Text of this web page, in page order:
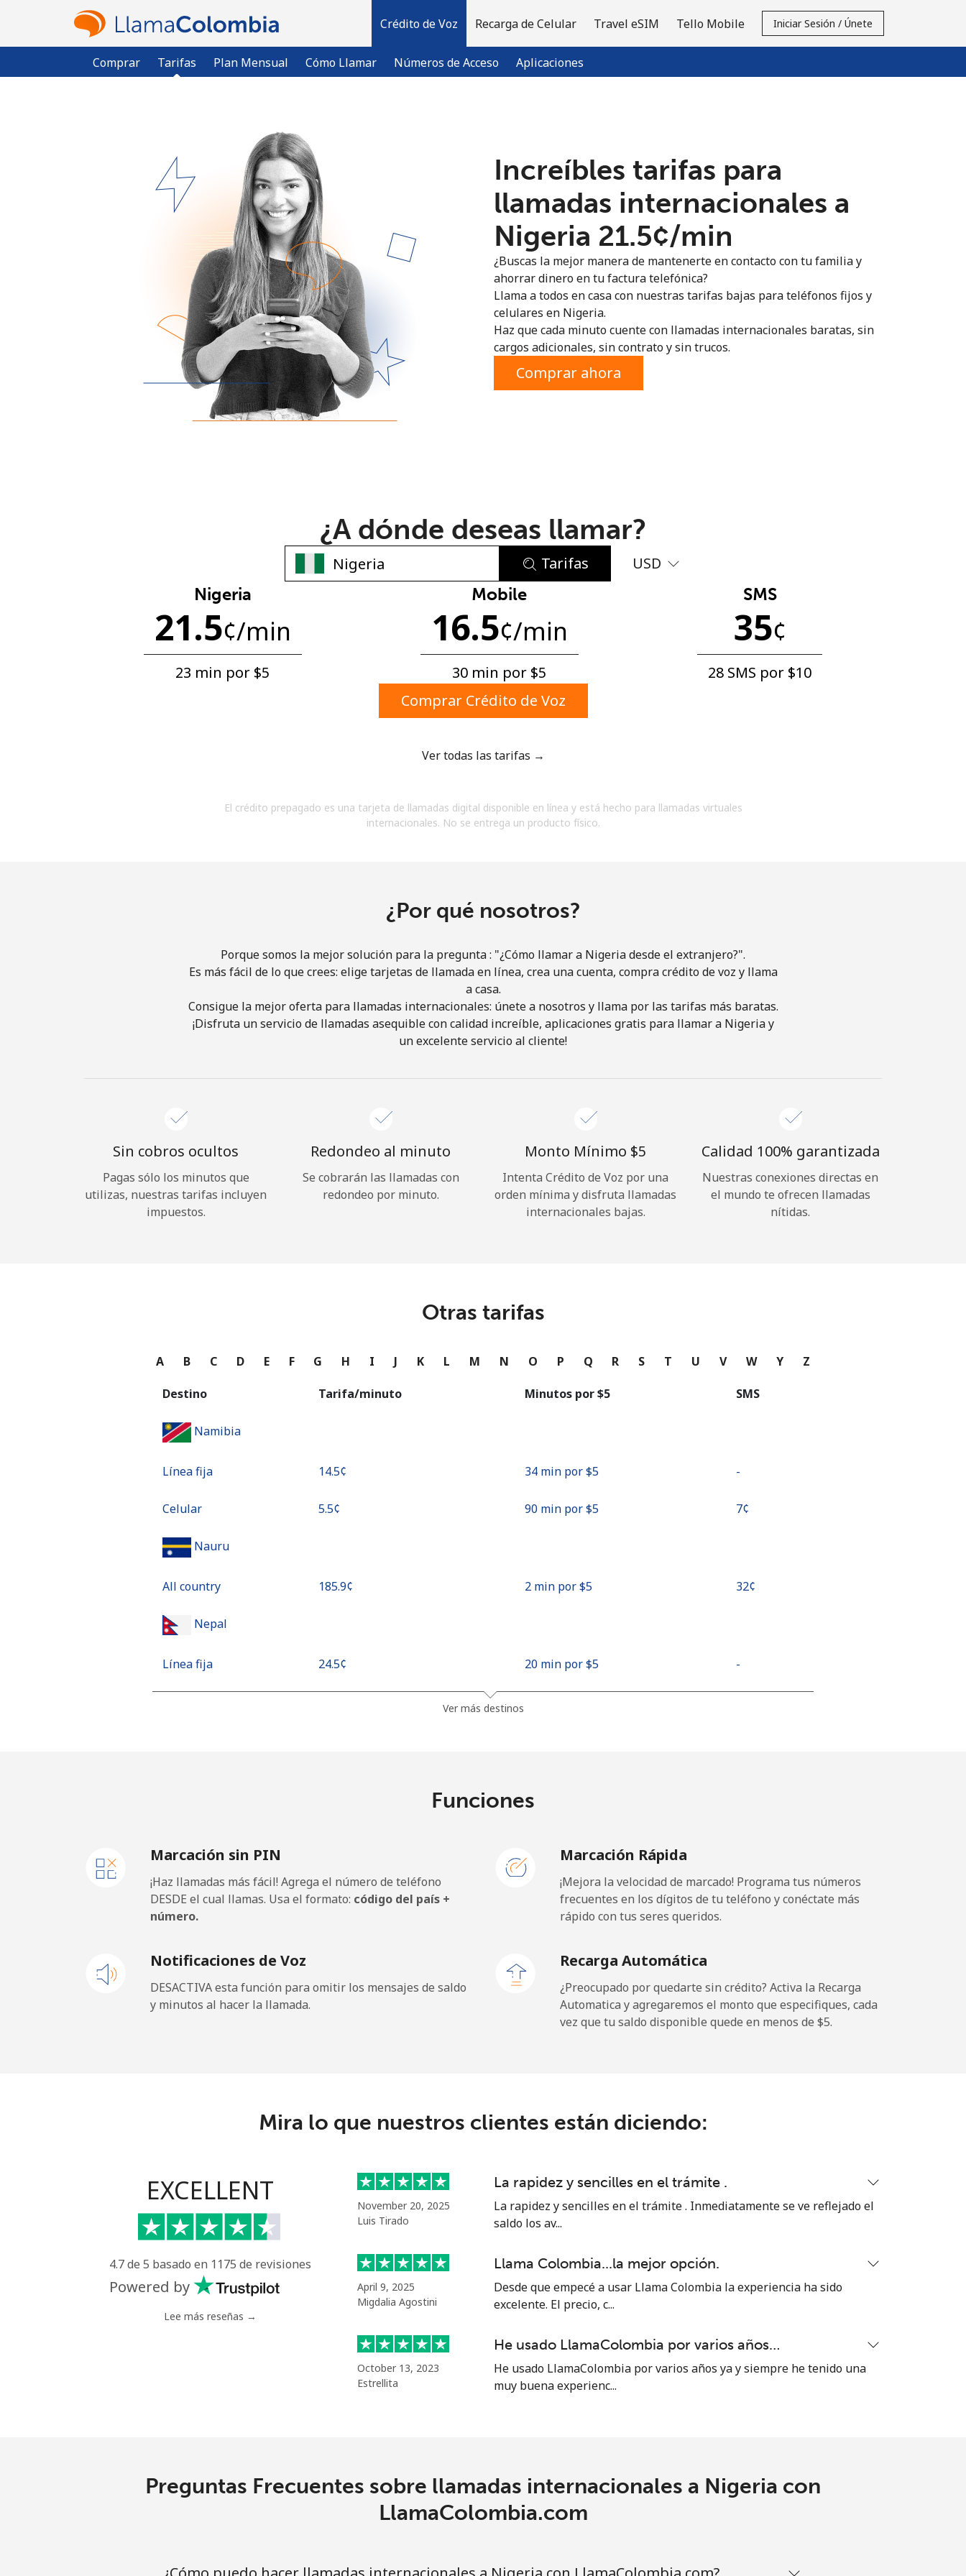
Crédito de Voz
Comprar Tarifas Plan Mensual Cómo Llamar Números de Acceso Aplicaciones
Recarga de Celular Travel eSIM Tello Mobile Iniciar Sesión / Únete
¿Ya tienes una cuenta? Inicia sesión →
Regístrate con
No se ha creado una contraseña
Mínimo 8 caracteres
Una letra mayúscula y una minúscula
Un caracter especial
ofertas.
Únete
¡Hola!
¿Olvidaste tu contraseña? →
Continuar con
Increíbles tarifas para
llamadas internacionales a
Nigeria ⁦21.5¢⁩/min
¿Buscas la mejor manera de mantenerte en contacto con tu familia y
ahorrar dinero en tu factura telefónica?
Llama a todos en casa con nuestras tarifas bajas para teléfonos fijos y
celulares en Nigeria.
Haz que cada minuto cuente con llamadas internacionales baratas, sin
cargos adicionales, sin contrato y sin trucos.
Comprar ahora
¿A dónde deseas llamar?
Tarifas USD
Nigeria
21.5¢/min
23 min por ⁦$5⁩
Mobile
16.5¢/min
30 min por ⁦$5⁩
SMS
35¢
28 SMS por ⁦$10⁩
Comprar Crédito de Voz
Ver todas las tarifas →
El crédito prepagado es una tarjeta de llamadas digital disponible en línea y está hecho para llamadas virtuales
internacionales. No se entrega un producto físico.
¿Por qué nosotros?
Porque somos la mejor solución para la pregunta : "¿Cómo llamar a Nigeria desde el extranjero?".
Es más fácil de lo que crees: elige tarjetas de llamada en línea, crea una cuenta, compra crédito de voz y llama
a casa.
Consigue la mejor oferta para llamadas internacionales: únete a nosotros y llama por las tarifas más baratas.
¡Disfruta un servicio de llamadas asequible con calidad increíble, aplicaciones gratis para llamar a Nigeria y
un excelente servicio al cliente!
Sin cobros ocultos
Pagas sólo los minutos que
utilizas, nuestras tarifas incluyen
impuestos.
Redondeo al minuto
Se cobrarán las llamadas con
redondeo por minuto.
Monto Mínimo ⁦$5⁩
Intenta Crédito de Voz por una
orden mínima y disfruta llamadas
internacionales bajas.
Calidad 100% garantizada
Nuestras conexiones directas en
el mundo te ofrecen llamadas
nítidas.
Otras tarifas
A B C D E F G H I J K L M N O P Q R S T U V W Y Z
Destino Tarifa/minuto Minutos por ⁦$5⁩ SMS
Namibia
Línea fija ⁦14.5¢⁩ 34 min por ⁦$5⁩ -
Celular ⁦5.5¢⁩ 90 min por ⁦$5⁩ ⁦7¢⁩
Nauru
All country ⁦185.9¢⁩ 2 min por ⁦$5⁩ ⁦32¢⁩
Nepal
Línea fija ⁦24.5¢⁩ 20 min por ⁦$5⁩ -
New Caledonia
Línea fija ⁦45.5¢⁩ 10 min por ⁦$5⁩ -
New Zealand
Línea fija 192 min por ⁦$5⁩ -
⁦19.5¢⁩ 25 min por ⁦$5⁩
Niger
Línea fija
Nigeria
23 min por ⁦$5⁩ -
30 min por ⁦$5⁩
Ver más destinos
Funciones
Marcación sin PIN
¡Haz llamadas más fácil! Agrega el número de teléfono
DESDE el cual llamas. Usa el formato: código del país +
número.
Marcación Rápida
¡Mejora la velocidad de marcado! Programa tus números
frecuentes en los dígitos de tu teléfono y conéctate más
rápido con tus seres queridos.
Notificaciones de Voz
DESACTIVA esta función para omitir los mensajes de saldo
y minutos al hacer la llamada.
Recarga Automática
¿Preocupado por quedarte sin crédito? Activa la Recarga
Automatica y agregaremos el monto que especifiques, cada
vez que tu saldo disponible quede en menos de ⁦$5⁩.
Mira lo que nuestros clientes están diciendo:
EXCELLENT
4.7 de 5 basado en 1175 de revisiones
Powered by
Lee más reseñas →
November 20, 2025
Luis Tirado
La rapidez y sencilles en el trámite .
La rapidez y sencilles en el trámite . Inmediatamente se ve reflejado el
saldo los av...
April 9, 2025
Migdalia Agostini
Llama Colombia...la mejor opción.
Desde que empecé a usar Llama Colombia la experiencia ha sido
excelente. El precio, c...
October 13, 2023
Estrellita
He usado LlamaColombia por varios años…
He usado LlamaColombia por varios años ya y siempre he tenido una
muy buena experienc...
Preguntas Frecuentes sobre llamadas internacionales a Nigeria con
LlamaColombia.com